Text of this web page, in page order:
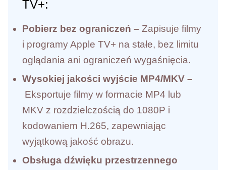
TV+:
Pobierz bez ograniczeń –Zapisuje filmy
i programy Apple TV+ na stałe, bez limitu
oglądania ani ograniczeń wygaśnięcia.
Wysokiej jakości wyjście MP4/MKV –
Eksportuje filmy w formacie MP4 lub
MKV z rozdzielczością do 1080P i
kodowaniem H.265, zapewniając
wyjątkową jakość obrazu.
Obsługa dźwięku przestrzennego